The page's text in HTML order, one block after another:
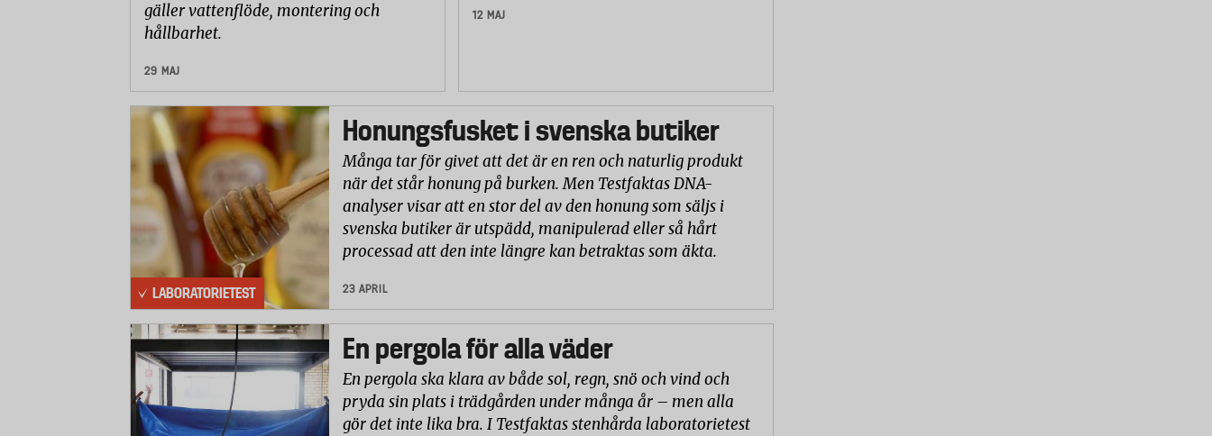
gäller vattenflöde, montering och
hållbarhet.
29 MAJ
12 MAJ
LABORATORIETEST
Honungsfusket i svenska butiker
Många tar för givet att det är en ren och naturlig produkt
när det står honung på burken. Men Testfaktas DNA-
analyser visar att en stor del av den honung som säljs i
svenska butiker är utspädd, manipulerad eller så hårt
processad att den inte längre kan betraktas som äkta.
23 APRIL
En pergola för alla väder
En pergola ska klara av både sol, regn, snö och vind och
pryda sin plats i trädgården under många år – men alla
gör det inte lika bra. I Testfaktas stenhårda laboratorietest